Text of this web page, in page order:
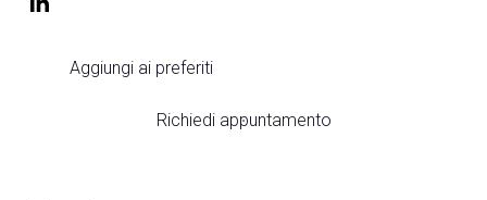
Aggiungi ai preferiti
Richiedi appuntamento